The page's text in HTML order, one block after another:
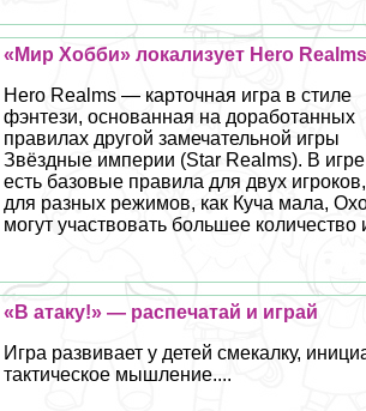
«Мир Хобби» локализует Hero Realms
Hero Realms — карточная игра в стиле
фэнтези, основанная на доработанных
правилах другой замечательной игры
Звёздные империи (Star Realms). В игре
есть базовые правила для двух
для разных режимов, как Куча мала,
могут участвовать большее количество
«В атаку!» — распечатай и играй
Игра развивает у детей смекалку,
тактическое мышление....